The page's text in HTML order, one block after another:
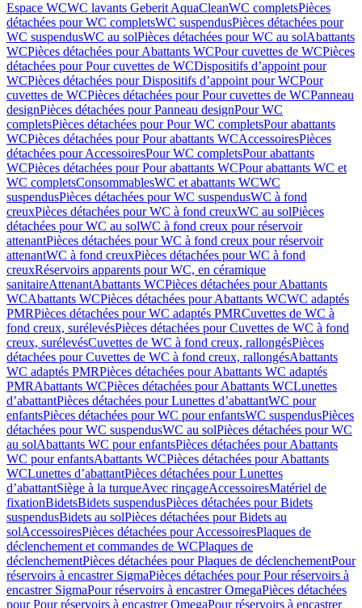
Espace WCWC lavants Geberit AquaCleanWC completsPièces
détachées pour WC completsWC suspendusPièces détachées pour
WC suspendusWC au solPièces détachées pour WC au solAbattants
WCPièces détachées pour Abattants WCPour cuvettes de WCPièces
détachées pour Pour cuvettes de WCDispositifs d’appoint pour
WCPièces détachées pour Dispositifs d’appoint pour WCPour
cuvettes de WCPièces détachées pour Pour cuvettes de WCPanneau
designPièces détachées pour Panneau designPour WC
completsPièces détachées pour Pour WC completsPour abattants
WCPièces détachées pour Pour abattants WCAccessoiresPièces
détachées pour AccessoiresPour WC completsPour abattants
WCPièces détachées pour Pour abattants WCPour abattants WC et
WC completsConsommablesWC et abattants WCWC
suspendusPièces détachées pour WC suspendusWC à fond
creuxPièces détachées pour WC à fond creuxWC au solPièces
détachées pour WC au solWC à fond creux pour réservoir
attenantPièces détachées pour WC à fond creux pour réservoir
attenantWC à fond creuxPièces détachées pour WC à fond
creuxRéservoirs apparents pour WC, en céramique
sanitaireAttenantAbattants WCPièces détachées pour Abattants
WCAbattants WCPièces détachées pour Abattants WCWC adaptés
PMRPièces détachées pour WC adaptés PMRCuvettes de WC à
fond creux, surélevésPièces détachées pour Cuvettes de WC à fond
creux, surélevésCuvettes de WC à fond creux, rallongésPièces
détachées pour Cuvettes de WC à fond creux, rallongésAbattants
WC adaptés PMRPièces détachées pour Abattants WC adaptés
PMRAbattants WCPièces détachées pour Abattants WCLunettes
d’abattantPièces détachées pour Lunettes d’abattantWC pour
enfantsPièces détachées pour WC pour enfantsWC suspendusPièces
détachées pour WC suspendusWC au solPièces détachées pour WC
au solAbattants WC pour enfantsPièces détachées pour Abattants
WC pour enfantsAbattants WCPièces détachées pour Abattants
WCLunettes d’abattantPièces détachées pour Lunettes
d’abattantSiège à la turqueAvec rinçageAccessoiresMatériel de
fixationBidetsBidets suspendusPièces détachées pour Bidets
suspendusBidets au solPièces détachées pour Bidets au
solAccessoiresPièces détachées pour AccessoiresPlaques de
déclenchement et commandes de WCPlaques de
déclenchementPièces détachées pour Plaques de déclenchementPour
réservoirs à encastrer SigmaPièces détachées pour Pour réservoirs à
encastrer SigmaPour réservoirs à encastrer OmegaPièces détachées
pour Pour réservoirs à encastrer OmegaPour réservoirs à encastrer